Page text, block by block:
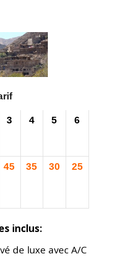
3 4 5 6
45 35 30 25
inclus:
de luxe avec A/C